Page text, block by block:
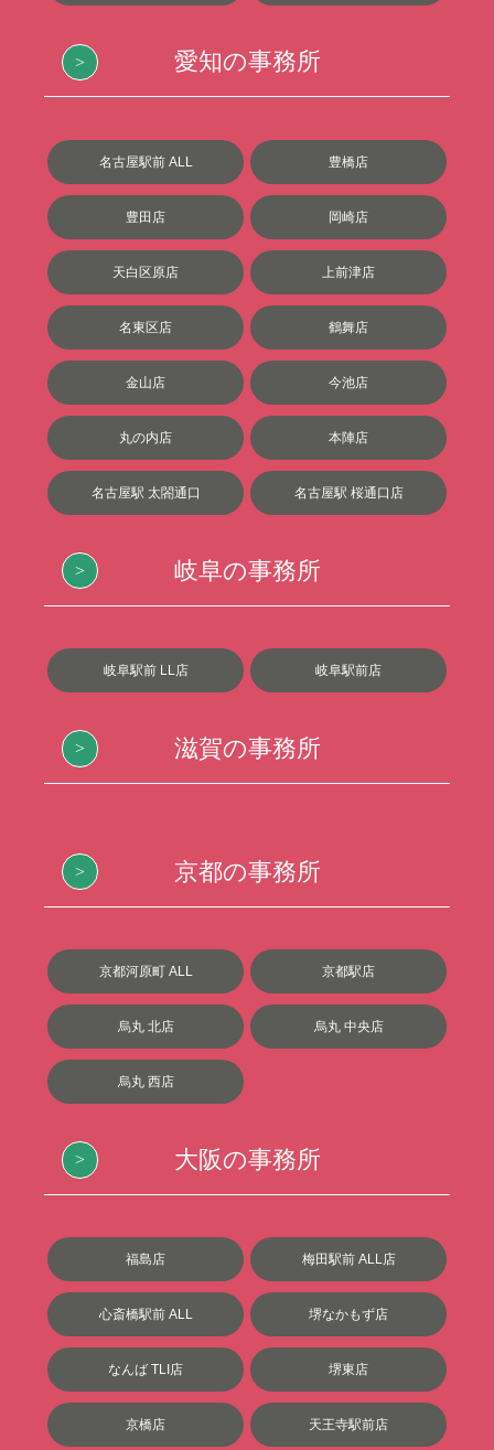
愛知の事務所
名古屋駅前 ALL 豊橋店
豊田店 岡崎店
天白区原店 上前津店
名東区店 鶴舞店
金山店 今池店
丸の内店 本陣店
名古屋駅 太閤通口 名古屋駅 桜通口店
岐阜の事務所
岐阜駅前 LL店 岐阜駅前店
滋賀の事務所
京都の事務所
京都河原町 ALL 京都駅店
烏丸 北店 烏丸 中央店
烏丸 西店
大阪の事務所
福島店 梅田駅前 ALL店
心斎橋駅前 ALL 堺なかもず店
なんば TLI店 堺東店
京橋店 天王寺駅前店